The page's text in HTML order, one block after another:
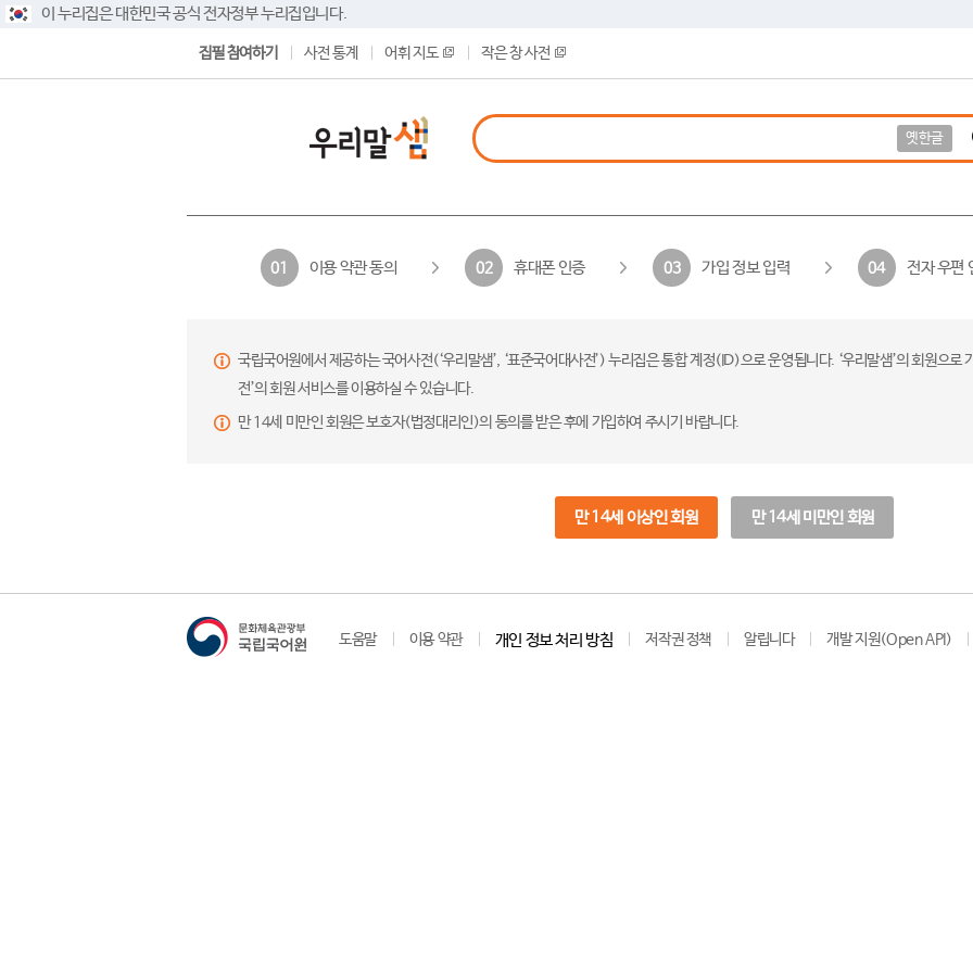
이 누리집은 대한민국 공식 전자정부 누리집입니다.
집필 참여하기 사전 통계 어휘 지도 작은 창 사전
옛한글
01 이용 약관 동의 02 휴대폰 인증 03 가입 정보 입력 04 전자 우편
국립국어원에서 제공하는 국어사전(‘우리말샘’, ‘표준국어대사전’) 누리집은 통합 계정(ID)으로 운영됩니다. ‘우리말샘’의 회원으
전’의 회원 서비스를 이용하실 수 있습니다.
만 14세 미만인 회원은 보호자(법정대리인)의 동의를 받은 후에 가입하여 주시기 바랍니다.
만 14세 이상인 회원 만 14세 미만인 회원
도움말 이용 약관 개인 정보 처리 방침 저작권 정책 알립니다 개발 지원(Open API)